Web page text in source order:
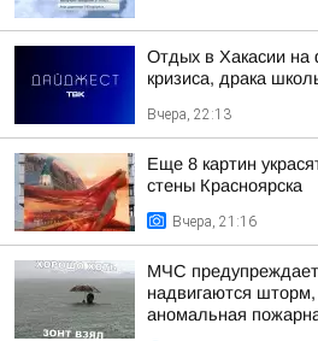
Отдых в Хакасии на
кризиса, драка
Вчера, 22:13
Еще 8 картин
стены Красноярска
Вчера, 21:16
МЧС
надвигаются шторм,
аномальная